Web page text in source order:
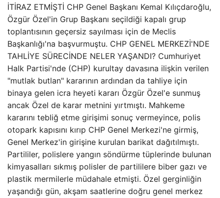
İTİRAZ ETMİŞTİ CHP Genel Başkanı Kemal Kılıçdaroğlu,
Özgür Özel'in Grup Başkanı seçildiği kapalı grup
toplantısının geçersiz sayılması için de Meclis
Başkanlığı'na başvurmuştu. CHP GENEL MERKEZİ'NDE
TAHLİYE SÜRECİNDE NELER YAŞANDI? Cumhuriyet
Halk Partisi'nde (CHP) kurultay davasına ilişkin verilen
"mutlak butlan" kararının ardından da tahliye için
binaya gelen icra heyeti kararı Özgür Özel'e sunmuş
ancak Özel de karar metnini yırtmıştı. Mahkeme
kararını tebliğ etme girişimi sonuç vermeyince, polis
otopark kapısını kırıp CHP Genel Merkezi'ne girmiş,
Genel Merkez'in girişine kurulan barikat dağıtılmıştı.
Partililer, polislere yangın söndürme tüplerinde bulunan
kimyasalları sıkmış polisler de partililere biber gazı ve
plastik mermilerle müdahale etmişti. Özel gerginliğin
yaşandığı gün, akşam saatlerine doğru genel merkez